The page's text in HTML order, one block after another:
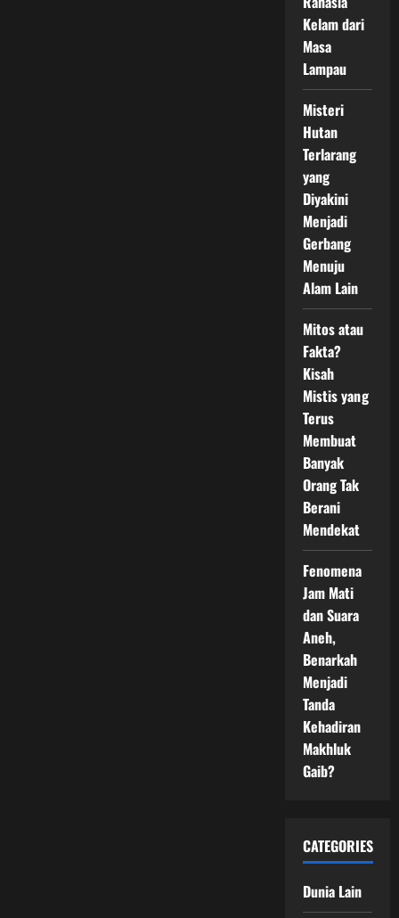
Kelam dari
Masa
Lampau
Misteri
Hutan
Terlarang
yang
Diyakini
Menjadi
Gerbang
Menuju
Alam Lain
Mitos atau
Fakta?
Kisah
Mistis yang
Terus
Membuat
Banyak
Orang Tak
Berani
Mendekat
Fenomena
Jam Mati
dan Suara
Aneh,
Benarkah
Menjadi
Tanda
Kehadiran
Makhluk
Gaib?
CATEGORIES
Dunia Lain